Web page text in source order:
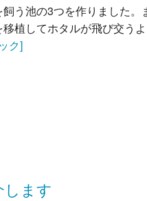
う池の3つを作りました。
植してホタルが飛び交う
ク]
します